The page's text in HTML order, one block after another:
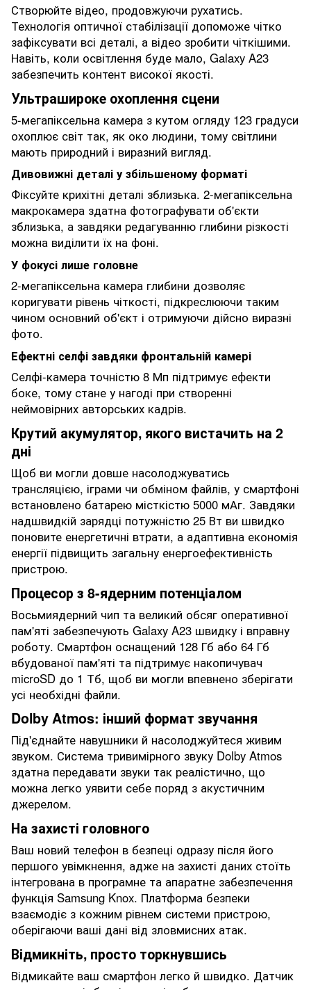
Створюйте відео, продовжуючи рухатись.
Технологія оптичної стабілізації допоможе чітко
зафіксувати всі деталі, а відео зробити чіткішими.
Навіть, коли освітлення буде мало, Galaxy A23
забезпечить контент високої якості.
Ультрашироке охоплення сцени
5-мегапіксельна камера з кутом огляду 123 градуси
охоплює світ так, як око людини, тому світлини
мають природний і виразний вигляд.
Дивовижні деталі у збільшеному форматі
Фіксуйте крихітні деталі зблизька. 2-мегапіксельна
макрокамера здатна фотографувати об'єкти
зблизька, а завдяки редагуванню глибини різкості
можна виділити їх на фоні.
У фокусі лише головне
2-мегапіксельна камера глибини дозволяє
коригувати рівень чіткості, підкреслюючи таким
чином основний об'єкт і отримуючи дійсно виразні
фото.
Ефектні селфі завдяки фронтальній камері
Селфі-камера точністю 8 Мп підтримує ефекти
боке, тому стане у нагоді при створенні
неймовірних авторських кадрів.
Крутий акумулятор, якого вистачить на 2
дні
Щоб ви могли довше насолоджуватись
трансляцією, іграми чи обміном файлів, у смартфоні
встановлено батарею місткістю 5000 мАг. Завдяки
надшвидкій зарядці потужністю 25 Вт ви швидко
поновите енергетичні втрати, а адаптивна економія
енергії підвищить загальну енергоефективність
пристрою.
Процесор з 8-ядерним потенціалом
Восьмиядерний чип та великий обсяг оперативної
пам'яті забезпечують Galaxy A23 швидку і вправну
роботу. Смартфон оснащений 128 Гб або 64 Гб
вбудованої пам'яті та підтримує накопичувач
microSD до 1 Тб, щоб ви могли впевнено зберігати
усі необхідні файли.
Dolby Atmos: інший формат звучання
Під'єднайте навушники й насолоджуйтеся живим
звуком. Система тривимірного звуку Dolby Atmos
здатна передавати звуки так реалістично, що
можна легко уявити себе поряд з акустичним
джерелом.
На захисті головного
Ваш новий телефон в безпеці одразу після його
першого увімкнення, адже на захисті даних стоїть
інтегрована в програмне та апаратне забезпечення
функція Samsung Knox. Платформа безпеки
взаємодіє з кожним рівнем системи пристрою,
оберігаючи ваші дані від зловмисних атак.
Відмикніть, просто торкнувшись
Відмикайте ваш смартфон легко й швидко. Датчик